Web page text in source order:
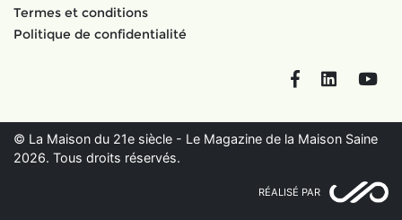
Termes et conditions
Politique de confidentialité
FacebookLinkedIn
© La Maison du 21e siècle - Le Magazine de la Maison Saine
2026. Tous droits réservés.
RÉALISÉ PAR